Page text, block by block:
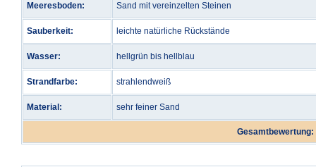
Meeresboden: Sand mit vereinzelten Steinen
Sauberkeit: leichte natürliche Rückstände
Wasser: hellgrün bis hellblau
Strandfarbe: strahlendweiß
Material: sehr feiner Sand
Gesamtbewertung: